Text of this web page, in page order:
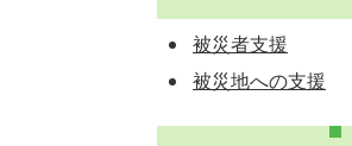
被災者支援
被災地への支援